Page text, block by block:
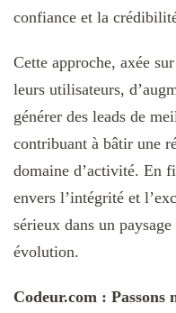
confiance et la
Cette approche, axée
leurs utilisateurs,
générer des leads de
contribuant à bâtir une
domaine d’activité. En
envers l’intégrité et
sérieux dans un
évolution.
Codeur.com :